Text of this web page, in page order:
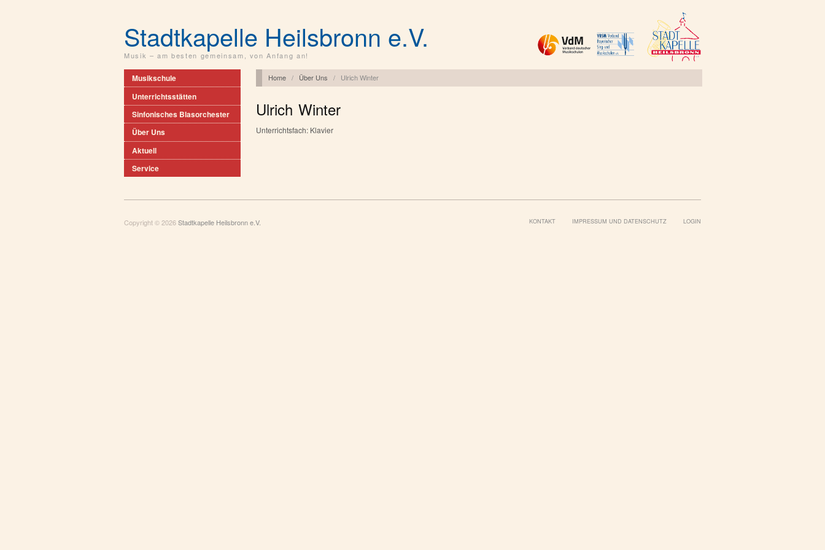
Stadtkapelle Heilsbronn e.V.
Musik – am besten gemeinsam, von Anfang an!
Musikschule
Unterrichtsstätten
Sinfonisches Blasorchester
Über Uns
Aktuell
Service
Home / Über Uns / Ulrich Winter
Ulrich Winter
Unterrichtsfach: Klavier
Copyright © 2026Stadtkapelle Heilsbronn e.V. KONTAKT IMPRESSUM UND DATENSCHUTZ LOGIN